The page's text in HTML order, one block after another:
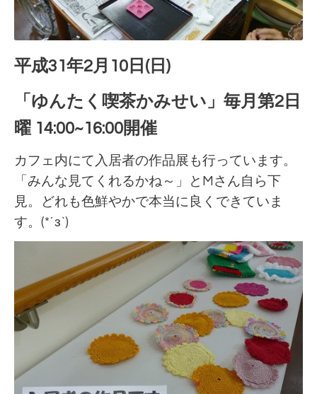
平成31年2月10日(日)
「ゆんたく喫茶かみせい」毎月第2日
曜 14:00~16:00開催
カフェ内にて入居者の作品展も行っています。
「みんな見てくれるかね～」とMさん自ら下
見。
どれも色鮮やかで本当に良くできていま
す。(*´з`)